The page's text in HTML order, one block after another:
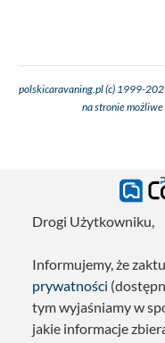
polskicaravaning.pl (c) 1999-
na stronie
Drogi Użytkowniku,
Informujemy, że
prywatności
tym wyjaśniamy w
jakie informacje